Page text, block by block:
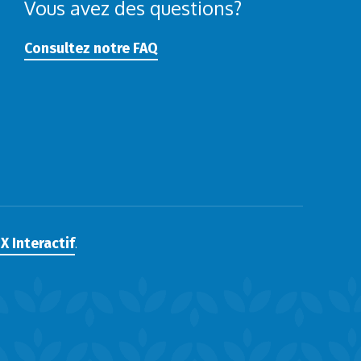
Vous avez des questions?
Consultez notre FAQ
Interactif.